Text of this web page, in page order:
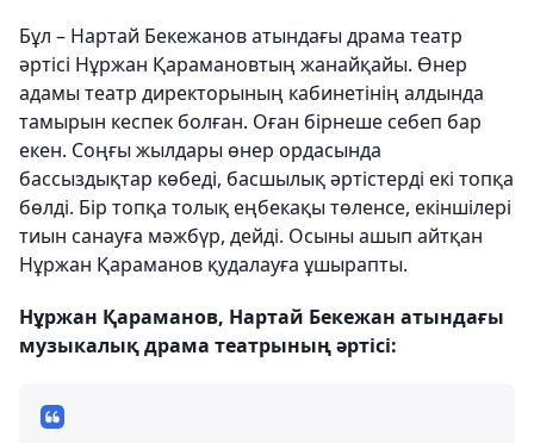
Бұл – Нартай Бекежанов атындағы драма театр
әртісі Нұржан Қарамановтың жанайқайы. Өнер
адамы театр директорының кабинетінің алдында
тамырын кеспек болған. Оған бірнеше себеп бар
екен. Соңғы жылдары өнер ордасында
бассыздықтар көбеді, басшылық әртістерді екі топқа
бөлді. Бір топқа толық еңбекақы төленсе, екіншілері
тиын санауға мәжбүр, дейді. Осыны ашып айтқан
Нұржан Қараманов қудалауға ұшырапты.
Нұржан Қараманов, Нартай Бекежан атындағы
музыкалық драма театрының әртісі: